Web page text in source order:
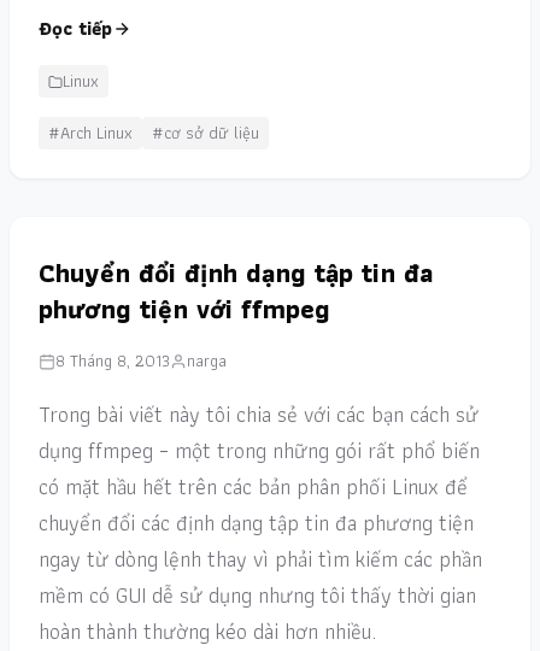
Đọc tiếp
Linux
#Arch Linux
#cơ sở dữ liệu
Chuyển đổi định dạng tập tin đa
phương tiện với ffmpeg
8 Tháng 8, 2013 narga
Trong bài viết này tôi chia sẻ với các bạn cách sử
dụng ffmpeg – một trong những gói rất phổ biến
có mặt hầu hết trên các bản phân phối Linux để
chuyển đổi các định dạng tập tin đa phương tiện
ngay từ dòng lệnh thay vì phải tìm kiếm các phần
mềm có GUI dễ sử dụng nhưng tôi thấy thời gian
hoàn thành thường kéo dài hơn nhiều.